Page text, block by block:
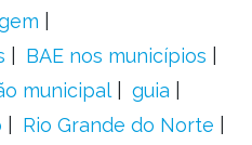
BAE nos municípios
municipal
guia
Rio Grande do Norte